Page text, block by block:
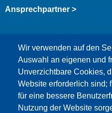
Wir verwenden auf den
Auswahl an eigenen und
Unverzichtbare Cookies,
Website erforderlich sind;
für eine bessere
Nutzung der Website
Ansprechpartner >